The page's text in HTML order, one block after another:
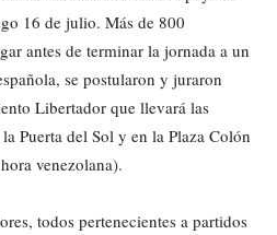
16 de julio. Más de 800
antes de terminar la jornada a un
se postularon y juraron
Libertador que llevará las
Puerta del Sol y en la Plaza Colón
venezolana).
todos pertenecientes a partidos